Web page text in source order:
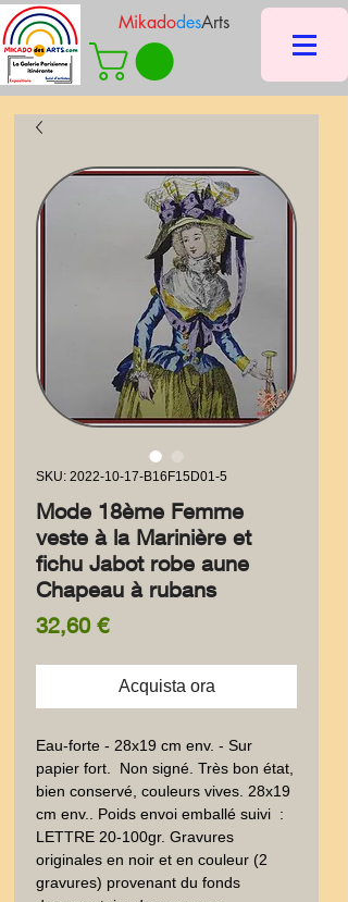
MikadodesArts
SKU: 2022-10-17-B16F15D01-5
Mode 18ème Femme
veste à la Marinière et
fichu Jabot robe aune
Chapeau à rubans
32,60 €Prezzo
Acquista ora
Eau-forte - 28x19 cm env. - Sur
papier fort.  Non signé. Très bon état,
bien conservé, couleurs vives. 28x19
cm env.. Poids envoi emballé suivi  :
LETTRE 20-100gr. Gravures
originales en noir et en couleur (2
gravures) provenant du fonds